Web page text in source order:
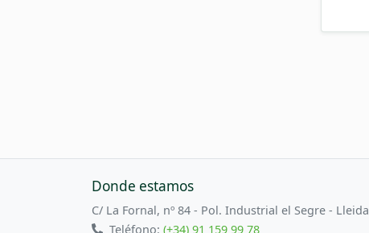
Donde estamos
C/ La Fornal, nº 84 - Pol. Industrial el Segre - Lleida
Teléfono:(+34) 91 159 99 78